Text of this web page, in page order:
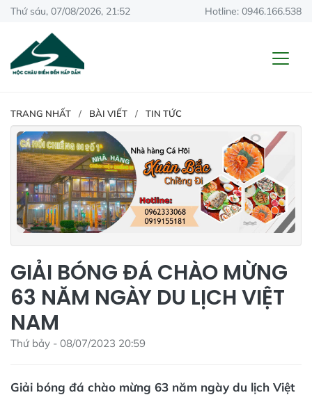
Thứ sáu, 07/08/2026, 21:52 Hotline: 0946.166.538
TRANG NHẤT BÀI VIẾT TIN TỨC
GIẢI BÓNG ĐÁ CHÀO MỪNG
63 NĂM NGÀY DU LỊCH VIỆT
NAM
Thứ bảy - 08/07/2023 20:59
Giải bóng đá chào mừng 63 năm ngày du lịch Việt